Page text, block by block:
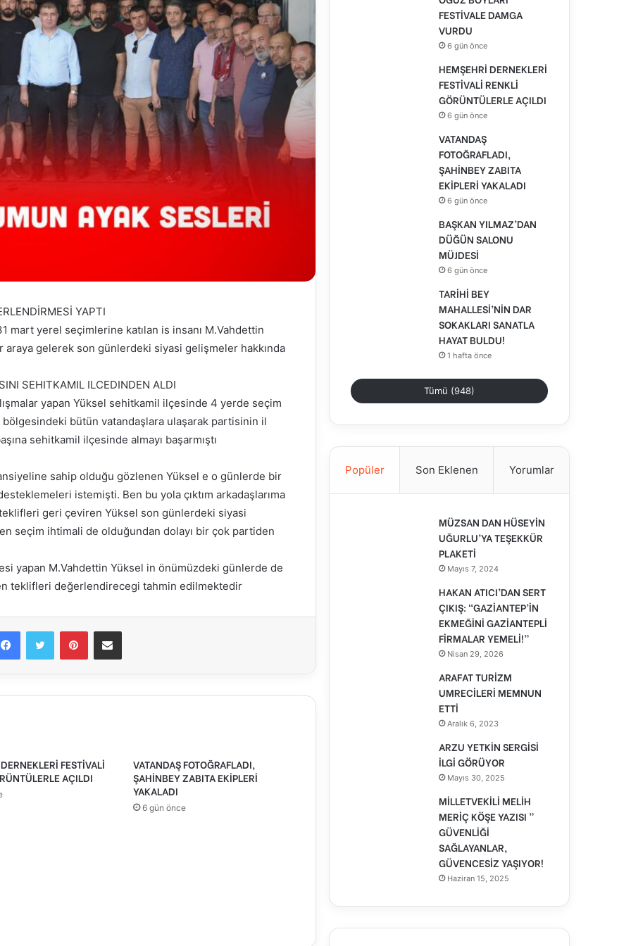
YAPTI
mart yerel seçimlerine katılan is insanı M.Vahdettin
araya gelerek son günlerdeki siyasi gelişmeler hakkında
SEHITKAMIL ILCEDINDEN ALDI
yapan Yüksel sehitkamil ilçesinde 4 yerde seçim
bölgesindeki bütün vatandaşlara ulaşarak partisinin il
sehitkamil ilçesinde almayı başarmıştı
sahip olduğu gözlenen Yüksel e o günlerde bir
istemişti. Ben bu yola çıktım arkadaşlarıma
geri çeviren Yüksel son günlerdeki siyasi
seçim ihtimali de olduğundan dolayı bir çok partiden
yapan M.Vahdettin Yüksel in önümüzdeki günlerde de
teklifleri değerlendirecegi tahmin edilmektedir
FacebookTwitter PinterestE-Posta ile paylaş
FESTİVALİ
AÇILDI
VATANDAŞ FOTOĞRAFLADI,
ŞAHİNBEY ZABITA EKİPLERİ
YAKALADI
6 gün önce
FESTİVALE DAMGA
VURDU
6 gün önce
HEMŞEHRİ DERNEKLERİ
FESTİVALİ RENKLİ
GÖRÜNTÜLERLE AÇILDI
6 gün önce
VATANDAŞ
FOTOĞRAFLADI,
ŞAHİNBEY ZABITA
EKİPLERİ YAKALADI
6 gün önce
BAŞKAN YILMAZ’DAN
DÜĞÜN SALONU
MÜJDESİ
6 gün önce
TARİHİ BEY
MAHALLESİ’NİN DAR
SOKAKLARI SANATLA
HAYAT BULDU!
1 hafta önce
Tümü (948)
Popüler Son Eklenen Yorumlar
MÜZSAN DAN HÜSEYİN
UĞURLU’YA TEŞEKKÜR
PLAKETİ
Mayıs 7, 2024
HAKAN ATICI’DAN SERT
ÇIKIŞ: “GAZİANTEP’İN
EKMEĞİNİ GAZİANTEPLİ
FİRMALAR YEMELİ!”
Nisan 29, 2026
ARAFAT TURİZM
UMRECİLERİ MEMNUN
ETTİ
Aralık 6, 2023
ARZU YETKİN SERGİSİ
İLGİ GÖRÜYOR
Mayıs 30, 2025
MİLLETVEKİLİ MELİH
MERİÇ KÖŞE YAZISI ”
GÜVENLİĞİ
SAĞLAYANLAR,
GÜVENCESİZ YAŞIYOR!
Haziran 15, 2025